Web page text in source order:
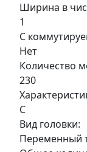
Ширина в
1
С
Нет
Количество
230
C
Вид головки:
Переменный